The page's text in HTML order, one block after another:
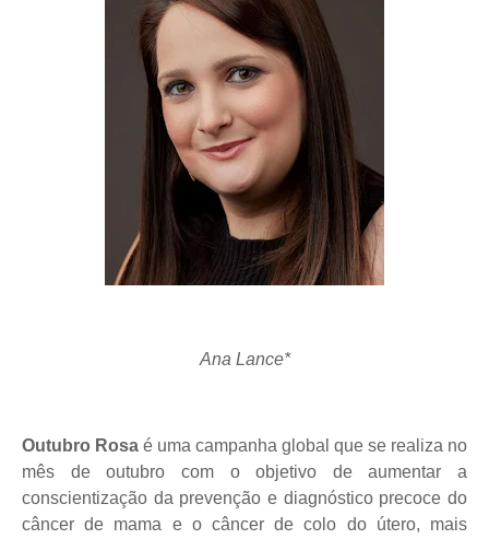
Ana Lance*
Outubro Rosa é uma campanha global que se realiza no
mês de outubro com o objetivo de aumentar a
conscientização da prevenção e diagnóstico precoce do
câncer de mama e o câncer de colo do útero, mais